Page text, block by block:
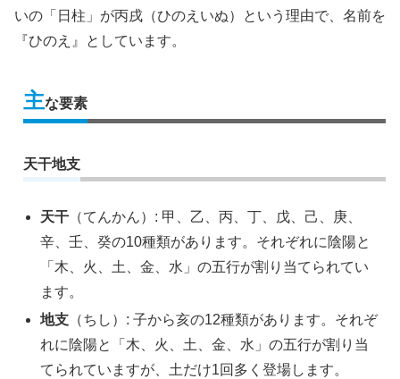
いの「日柱」が丙戌（ひのえいぬ）という理由で、名前を
『ひのえ』としています。
主な要素
天干地支
天干 （てんかん）: 甲、乙、丙、丁、戊、己、庚、
辛、壬、癸の10種類があります。それぞれに陰陽と
「木、火、土、金、水」の五行が割り当てられてい
ます。
地支 （ちし）: 子から亥の12種類があります。それぞ
れに陰陽と「木、火、土、金、水」の五行が割り当
てられていますが、土だけ1回多く登場します。